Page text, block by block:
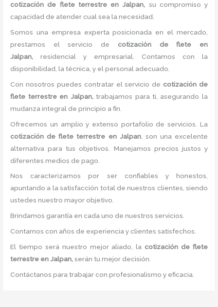
cotización de flete terrestre en Jalpan, su compromiso y
capacidad de atender cual sea la necesidad.
Somos una empresa experta posicionada en el mercado,
prestamos el servicio de cotización de flete en
Jalpan, residencial y empresarial. Contamos con la
disponibilidad, la técnica, y el personal adecuado.
Con nosotros puedes contratar el servicio de cotización de
flete terrestre en Jalpan, trabajamos para ti, asegurando la
mudanza integral de principio a fin.
Ofrecemos un amplio y extenso portafolio de servicios. La
cotización de flete terrestre en Jalpan, son una excelente
alternativa para tus objetivos. Manejamos precios justos y
diferentes medios de pago.
Nos caracterizamos por ser confiables y honestos,
apuntando a la satisfacción total de nuestros clientes, siendo
ustedes nuestro mayor objetivo.
Brindamos garantía en cada uno de nuestros servicios.
Contamos con años de experiencia y clientes satisfechos.
El tiempo será nuestro mejor aliado, la cotización de flete
terrestre en Jalpan,serán tu mejor decisión.
Contáctanos para trabajar con profesionalismo y eficacia.